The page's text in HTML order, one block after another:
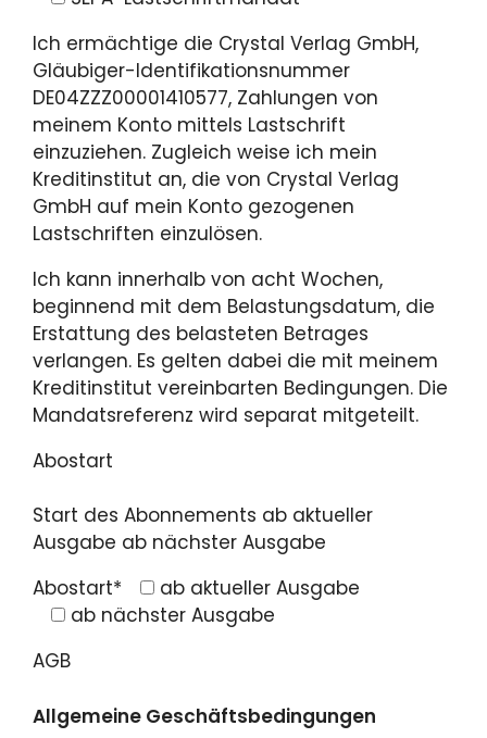
Ich ermächtige die Crystal Verlag GmbH,
Gläubiger-Identifikationsnummer
DE04ZZZ00001410577, Zahlungen von
meinem Konto mittels Lastschrift
einzuziehen. Zugleich weise ich mein
Kreditinstitut an, die von Crystal Verlag
GmbH auf mein Konto gezogenen
Lastschriften einzulösen.
Ich kann innerhalb von acht Wochen,
beginnend mit dem Belastungsdatum, die
Erstattung des belasteten Betrages
verlangen. Es gelten dabei die mit meinem
Kreditinstitut vereinbarten Bedingungen. Die
Mandatsreferenz wird separat mitgeteilt.
Abostart
Start des Abonnements ab aktueller
Ausgabe ab nächster Ausgabe
Abostart*
ab aktueller Ausgabe
ab nächster Ausgabe
AGB
Allgemeine Geschäftsbedingungen